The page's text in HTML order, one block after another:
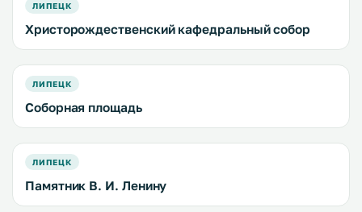
ЛИПЕЦК
Христорождественский кафедральный собор
ЛИПЕЦК
Соборная площадь
ЛИПЕЦК
Памятник В. И. Ленину